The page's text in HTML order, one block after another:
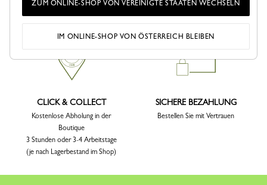
CLICK & COLLECT
Kostenlose Abholung in der
Boutique
3 Stunden oder 3-4 Arbeitstage
(je nach Lagerbestand im Shop)
SICHERE BEZAHLUNG
Bestellen Sie mit Vertrauen
ZUM ONLINE-SHOP VON VEREINIGTE STAATEN WECHSELN
IM ONLINE-SHOP VON ÖSTERREICH BLEIBEN